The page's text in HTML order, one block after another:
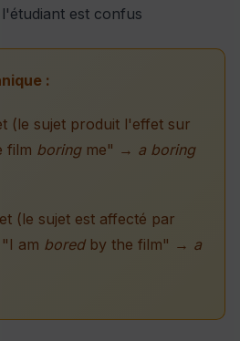
est confus
:
(le sujet produit l'effet sur
film boringme" → a boring
(le sujet est affecté par
am boredby the film" → a